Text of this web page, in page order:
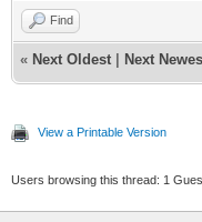
Find
« Next Oldest Next
View a Printable Version
Users browsing this thread: 1